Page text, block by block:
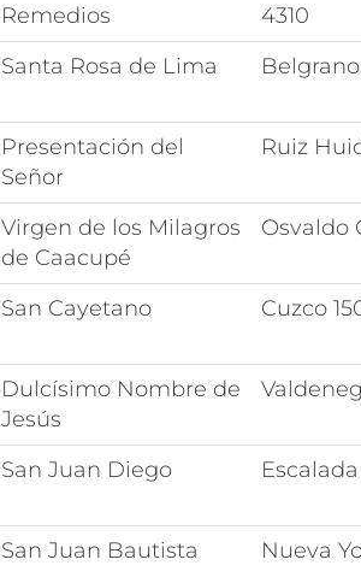
Remedios
4310
Santa Rosa de Lima Belgrano
Presentación del
Señor
Ruiz
Virgen de los Milagros
de Caacupé
Osvaldo
San Cayetano Cuzco
Dulcísimo Nombre de
Jesús
San Juan Diego
San Juan Bautista Nueva